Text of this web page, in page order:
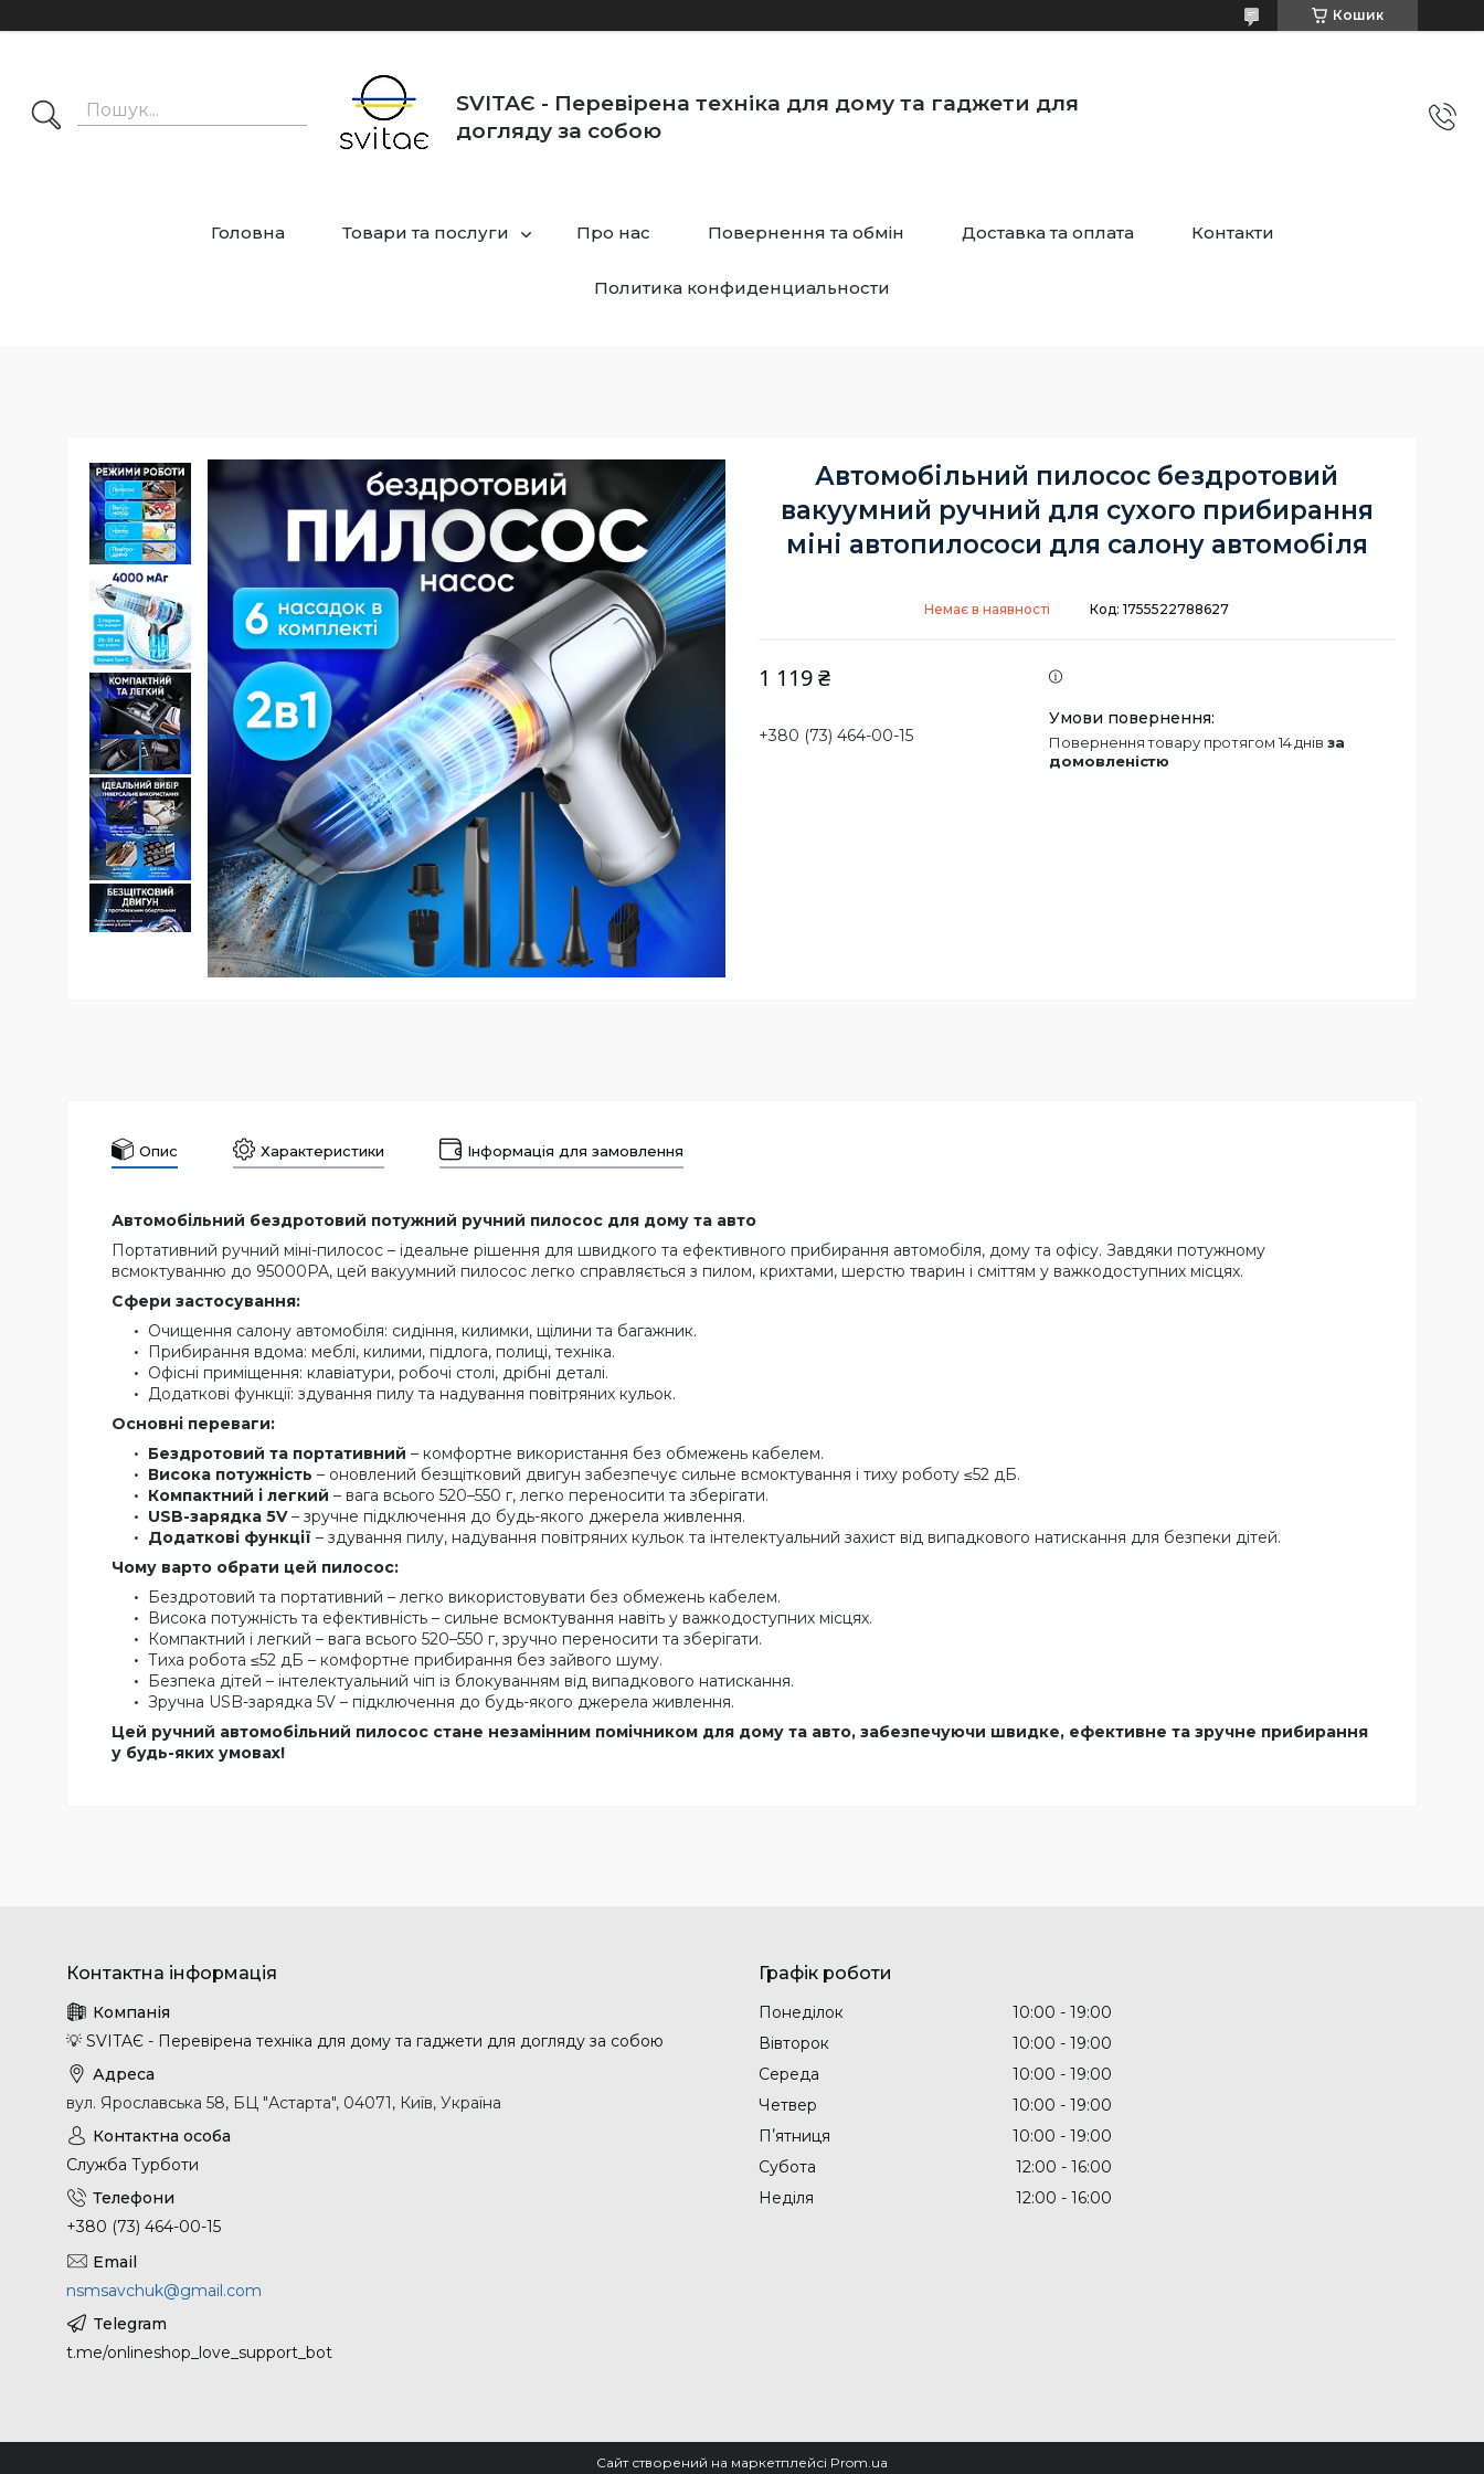
Кошик
SVITAЄ - Перевірена техніка для дому та гаджети для
догляду за собою
Головна Товари та послуги Про нас Повернення та обмін Доставка та оплата Контакти
Политика конфиденциальности
Автомобільний пилосос бездротовий
вакуумний ручний для сухого прибирання
міні автопилососи для салону автомобіля
Немає в наявності Код: 1755522788627
1 119 ₴
+380 (73) 464-00-15 повернення товару протягом 14 днів за
домовленістю
Опис Характеристики Інформація для замовлення
Автомобільний бездротовий потужний ручний пилосос для дому та авто
Портативний ручний міні-пилосос – ідеальне рішення для швидкого та ефективного прибирання автомобіля, дому та офісу. Завдяки потужному
всмоктуванню до 95000PA, цей вакуумний пилосос легко справляється з пилом, крихтами, шерстю тварин і сміттям у важкодоступних місцях.
Сфери застосування:
Очищення салону автомобіля: сидіння, килимки, щілини та багажник.
Прибирання вдома: меблі, килими, підлога, полиці, техніка.
Офісні приміщення: клавіатури, робочі столі, дрібні деталі.
Додаткові функції: здування пилу та надування повітряних кульок.
Основні переваги:
Бездротовий та портативний – комфортне використання без обмежень кабелем.
Висока потужність – оновлений безщітковий двигун забезпечує сильне всмоктування і тиху роботу ≤52 дБ.
Компактний і легкий – вага всього 520–550 г, легко переносити та зберігати.
USB-зарядка 5V– зручне підключення до будь-якого джерела живлення.
Додаткові функції – здування пилу, надування повітряних кульок та інтелектуальний захист від випадкового натискання для безпеки дітей.
Чому варто обрати цей пилосос:
Бездротовий та портативний – легко використовувати без обмежень кабелем.
Висока потужність та ефективність – сильне всмоктування навіть у важкодоступних місцях.
Компактний і легкий – вага всього 520–550 г, зручно переносити та зберігати.
Тиха робота ≤52 дБ – комфортне прибирання без зайвого шуму.
Безпека дітей – інтелектуальний чіп із блокуванням від випадкового натискання.
Зручна USB-зарядка 5V – підключення до будь-якого джерела живлення.
Цей ручний автомобільний пилосос стане незамінним помічником для дому та авто, забезпечуючи швидке, ефективне та зручне прибирання
у будь-яких умовах!
💡 SVITAЄ - Перевірена техніка для дому та гаджети для догляду за собою
вул. Ярославська 58, БЦ "Астарта", 04071, Київ, Україна
Служба Турботи
+380 (73) 464-00-15
nsmsavchuk@gmail.com
t.me/onlineshop_love_support_bot
Графік роботи
Понеділок 10:00
19:00
Вівторок
10:00
19:00
Середа
10:00
19:00
Четвер
10:00
19:00
Пʼятниця
10:00
19:00
Субота
12:00
16:00
Неділя
12:00 16:00
Сайт створений на маркетплейсі Prom.ua